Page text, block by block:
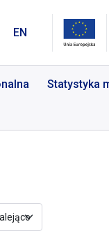
EN
Statystyka